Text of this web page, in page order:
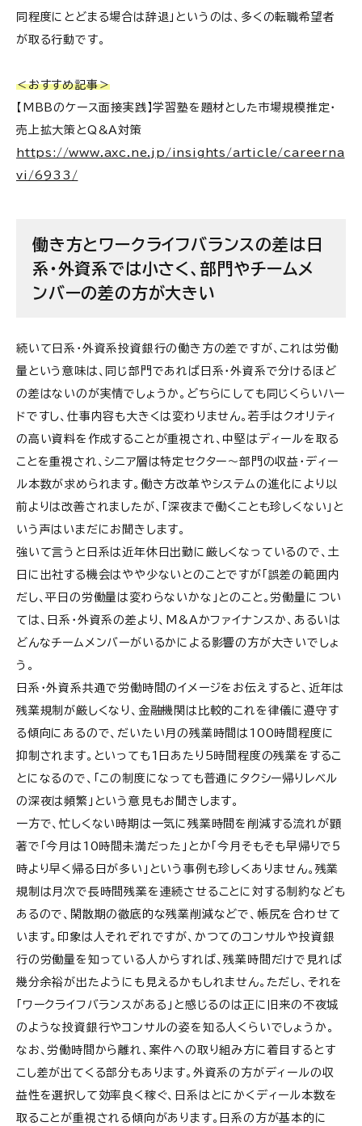
同程度にとどまる場合は辞退」というのは、多くの転職希望者
が取る行動です。
＜おすすめ記事＞
【MBBのケース面接実践】学習塾を題材とした市場規模推定・
売上拡大策とQ&A対策
https://www.axc.ne.jp/insights/article/careerna
vi/6933/
働き方とワークライフバランスの差は日
系・外資系では小さく、部門やチームメ
ンバーの差の方が大きい
続いて日系・外資系投資銀行の働き方の差ですが、これは労働
量という意味は、同じ部門であれば日系・外資系で分けるほど
の差はないのが実情でしょうか。どちらにしても同じくらいハー
ドですし、仕事内容も大きくは変わりません。若手はクオリティ
の高い資料を作成することが重視され、中堅はディールを取る
ことを重視され、シニア層は特定セクター〜部門の収益・ディー
ル本数が求められます。働き方改革やシステムの進化により以
前よりは改善されましたが、「深夜まで働くことも珍しくない」と
いう声はいまだにお聞きします。
強いて言うと日系は近年休日出勤に厳しくなっているので、土
日に出社する機会はやや少ないとのことですが「誤差の範囲内
だし、平日の労働量は変わらないかな」とのこと。労働量につい
ては、日系・外資系の差より、M&Aかファイナンスか、あるいは
どんなチームメンバーがいるかによる影響の方が大きいでしょ
う。
日系・外資系共通で労働時間のイメージをお伝えすると、近年は
残業規制が厳しくなり、金融機関は比較的これを律儀に遵守す
る傾向にあるので、だいたい月の残業時間は100時間程度に
抑制されます。といっても1日あたり5時間程度の残業をするこ
とになるので、「この制度になっても普通にタクシー帰りレベル
の深夜は頻繁」という意見もお聞きします。
一方で、忙しくない時期は一気に残業時間を削減する流れが顕
著で「今月は10時間未満だった」とか「今月そもそも早帰りで5
時より早く帰る日が多い」という事例も珍しくありません。残業
規制は月次で長時間残業を連続させることに対する制約なども
あるので、閑散期の徹底的な残業削減などで、帳尻を合わせて
います。印象は人それぞれですが、かつてのコンサルや投資銀
行の労働量を知っている人からすれば、残業時間だけで見れば
幾分余裕が出たようにも見えるかもしれません。ただし、それを
「ワークライフバランスがある」と感じるのは正に旧来の不夜城
のような投資銀行やコンサルの姿を知る人くらいでしょうか。
なお、労働時間から離れ、案件への取り組み方に着目するとす
こし差が出てくる部分もあります。外資系の方がディールの収
益性を選択して効率良く稼ぐ、日系はとにかくディール本数を
取ることが重視される傾向があります。日系の方が基本的に